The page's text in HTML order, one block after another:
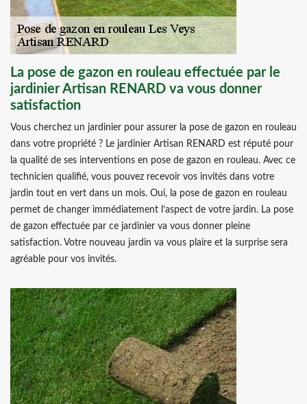
La pose de gazon en rouleau effectuée par le
jardinier Artisan RENARD va vous donner
satisfaction
Vous cherchez un jardinier pour assurer la pose de gazon en rouleau
dans votre propriété ? Le jardinier Artisan RENARD est réputé pour
la qualité de ses interventions en pose de gazon en rouleau. Avec ce
technicien qualifié, vous pouvez recevoir vos invités dans votre
jardin tout en vert dans un mois. Oui, la pose de gazon en rouleau
permet de changer immédiatement l’aspect de votre jardin. La pose
de gazon effectuée par ce jardinier va vous donner pleine
satisfaction. Votre nouveau jardin va vous plaire et la surprise sera
agréable pour vos invités.